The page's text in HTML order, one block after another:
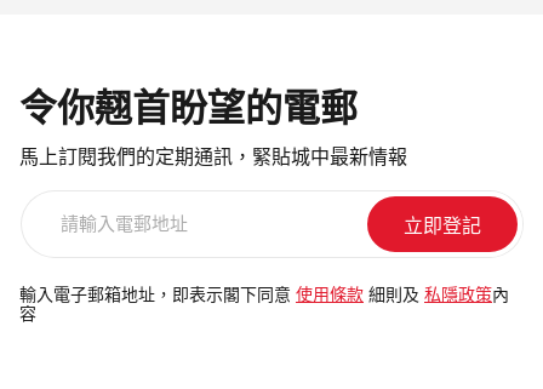
令你翹首盼望的電郵
馬上訂閱我們的定期通訊，緊貼城中最新情報
電
郵
輸入電子郵箱地址，即表示閣下同意 使用條款 細則及 私隱政策 內
容